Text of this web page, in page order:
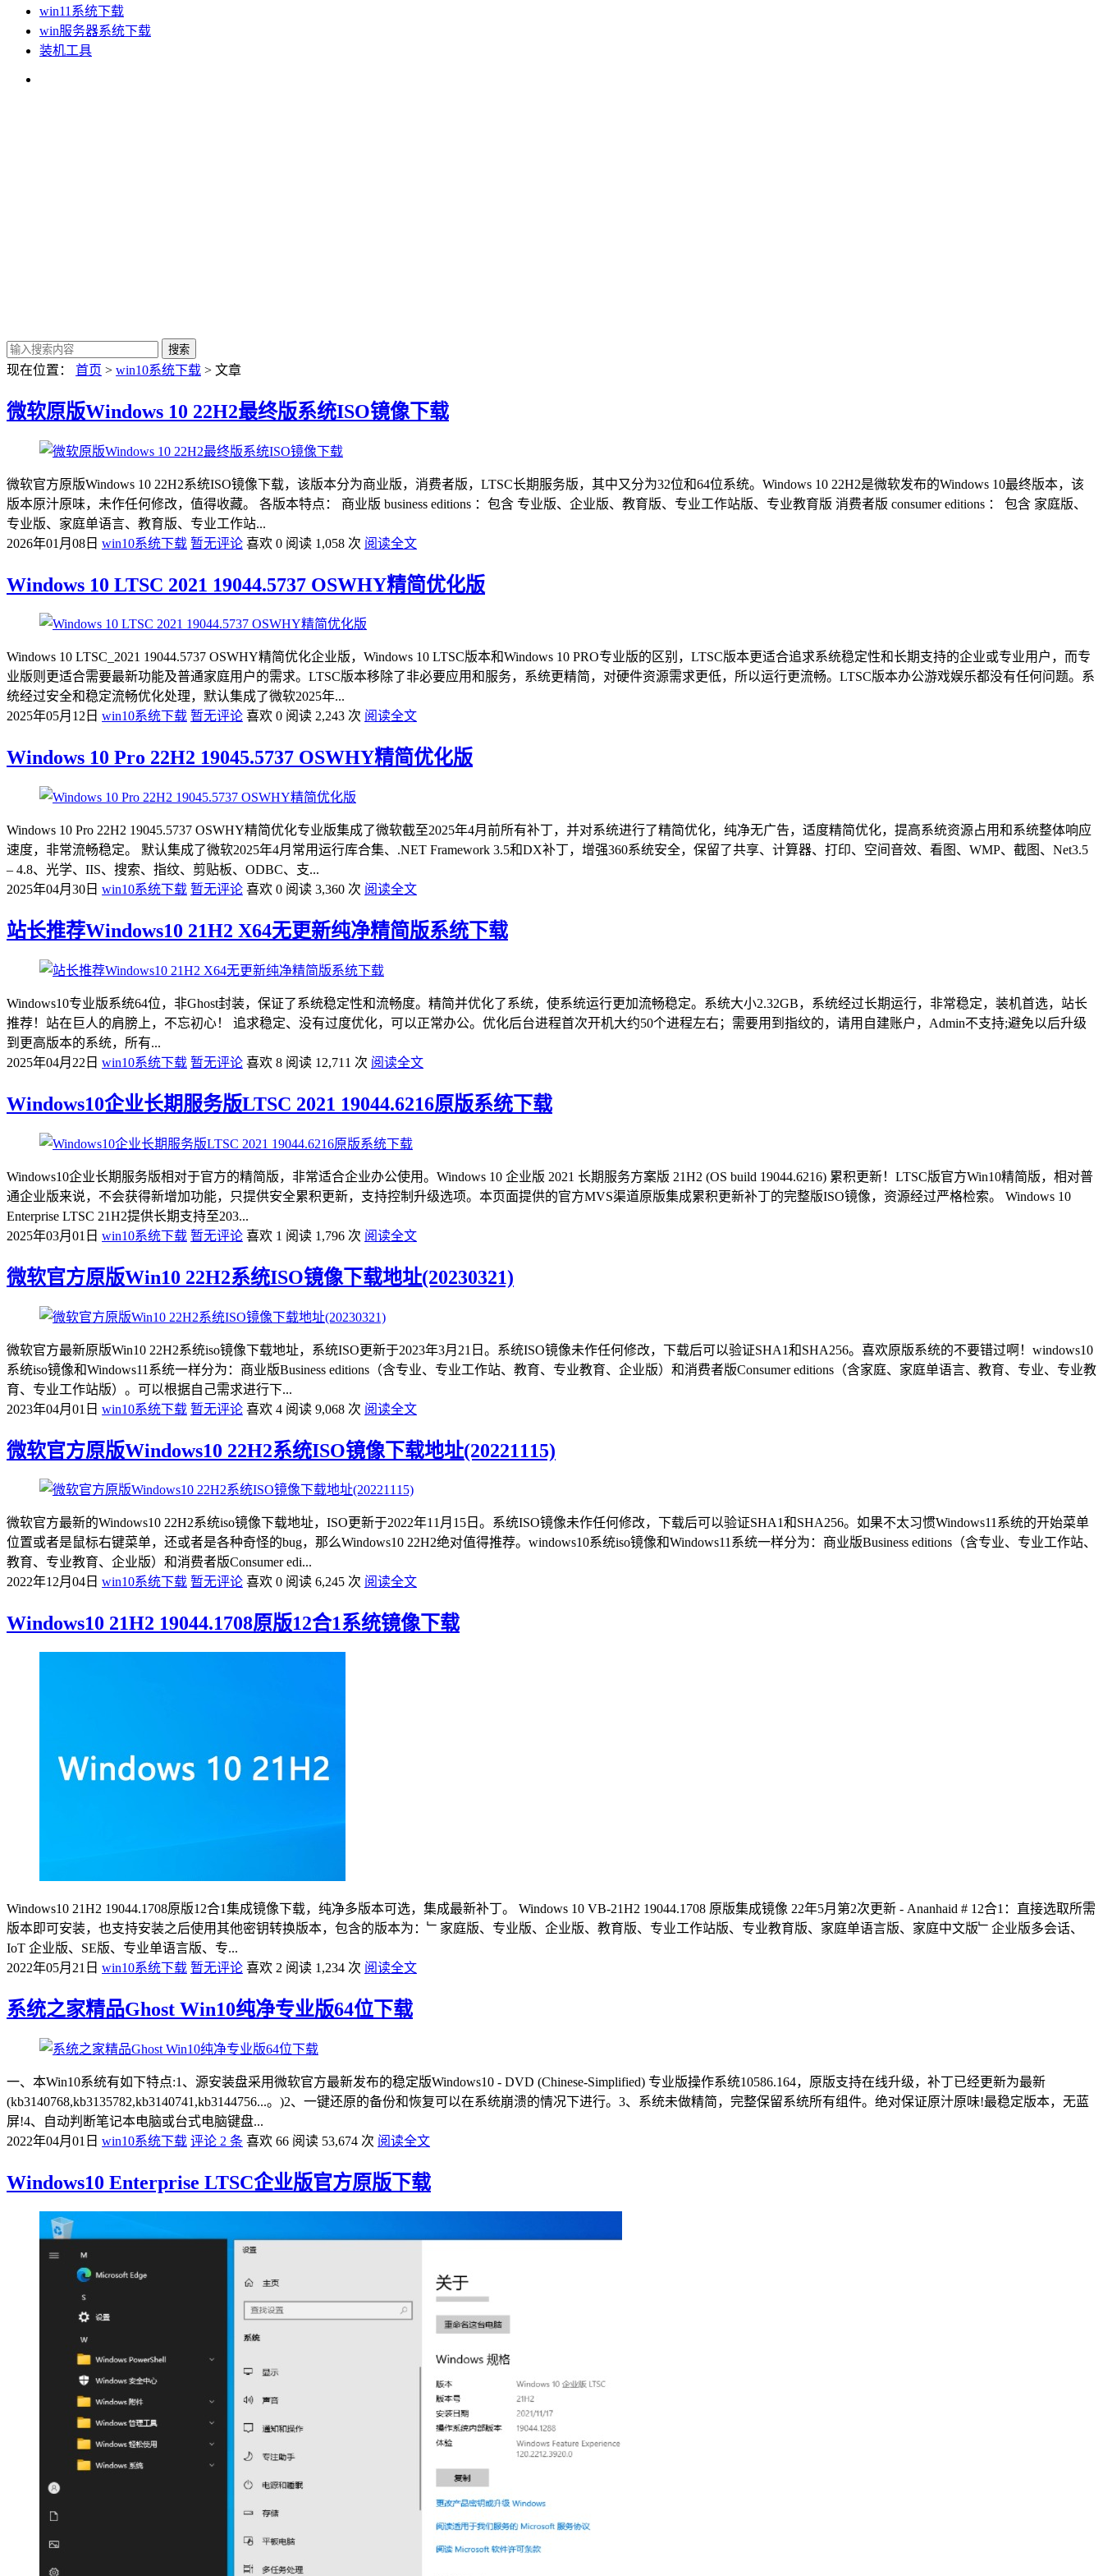
win11系统下载
win服务器系统下载
装机工具
现在位置： 首页 > win10系统下载 > 文章
微软原版Windows 10 22H2最终版系统ISO镜像下载
微软官方原版Windows 10 22H2系统ISO镜像下载，该版本分为商业版，消费者版，LTSC长期服务版，其中又分为32位和64位系统。Windows 10 22H2是微软发布的Windows 10最终版本，该
版本原汁原味，未作任何修改，值得收藏。 各版本特点： 商业版 business editions ：包含 专业版、企业版、教育版、专业工作站版、专业教育版 消费者版 consumer editions ： 包含 家庭版、
专业版、家庭单语言、教育版、专业工作站...
2026年01月08日 win10系统下载 暂无评论 喜欢 0 阅读 1,058 次 阅读全文
Windows 10 LTSC 2021 19044.5737 OSWHY精简优化版
Windows 10 LTSC_2021 19044.5737 OSWHY精简优化企业版，Windows 10 LTSC版本和Windows 10 PRO专业版的区别，LTSC版本更适合追求系统稳定性和长期支持的企业或专业用户，而专
业版则更适合需要最新功能及普通家庭用户的需求。LTSC版本移除了非必要应用和服务，系统更精简‌，对硬件资源需求更低，所以运行更流畅。LTSC版本办公游戏娱乐都没有任何问题。系
统经过安全和稳定流畅优化处理，默认集成了微软2025年...
2025年05月12日 win10系统下载 暂无评论 喜欢 0 阅读 2,243 次 阅读全文
Windows 10 Pro 22H2 19045.5737 OSWHY精简优化版
Windows 10 Pro 22H2 19045.5737 OSWHY精简优化专业版集成了微软截至2025年4月前所有补丁，并对系统进行了精简优化，纯净无广告，适度精简优化，提高系统资源占用和系统整体响应
速度，非常流畅稳定。 默认集成了微软2025年4月常用运行库合集、.NET Framework 3.5和DX补丁，增强360系统安全，保留了共享、计算器、打印、空间音效、看图、WMP、截图、Net3.5
– 4.8、光学、IIS、搜索、指纹、剪贴板、ODBC、支...
2025年04月30日 win10系统下载 暂无评论 喜欢 0 阅读 3,360 次 阅读全文
站长推荐Windows10 21H2 X64无更新纯净精简版系统下载
Windows10专业版系统64位，非Ghost封装，保证了系统稳定性和流畅度。精简并优化了系统，使系统运行更加流畅稳定。系统大小2.32GB，系统经过长期运行，非常稳定，装机首选，站长
推荐！站在巨人的肩膀上，不忘初心！ 追求稳定、没有过度优化，可以正常办公。优化后台进程首次开机大约50个进程左右；需要用到指纹的，请用自建账户，Admin不支持;避免以后升级
到更高版本的系统，所有...
2025年04月22日 win10系统下载 暂无评论 喜欢 8 阅读 12,711 次 阅读全文
Windows10企业长期服务版LTSC 2021 19044.6216原版系统下载
Windows10企业长期服务版相对于官方的精简版，非常适合企业办公使用。Windows 10 企业版 2021 长期服务方案版 21H2 (OS build 19044.6216) 累积更新！LTSC版官方Win10精简版，相对普
通企业版来说，不会获得新增加功能，只提供安全累积更新，支持控制升级选项。本页面提供的官方MVS渠道原版集成累积更新补丁的完整版ISO镜像，资源经过严格检索。 Windows 10
Enterprise LTSC 21H2提供长期支持至203...
2025年03月01日 win10系统下载 暂无评论 喜欢 1 阅读 1,796 次 阅读全文
微软官方原版Win10 22H2系统ISO镜像下载地址(20230321)
微软官方最新原版Win10 22H2系统iso镜像下载地址，系统ISO更新于2023年3月21日。系统ISO镜像未作任何修改，下载后可以验证SHA1和SHA256。喜欢原版系统的不要错过啊！windows10
系统iso镜像和Windows11系统一样分为：商业版Business editions（含专业、专业工作站、教育、专业教育、企业版）和消费者版Consumer editions（含家庭、家庭单语言、教育、专业、专业教
育、专业工作站版）。可以根据自己需求进行下...
2023年04月01日 win10系统下载 暂无评论 喜欢 4 阅读 9,068 次 阅读全文
微软官方原版Windows10 22H2系统ISO镜像下载地址(20221115)
微软官方最新的Windows10 22H2系统iso镜像下载地址，ISO更新于2022年11月15日。系统ISO镜像未作任何修改，下载后可以验证SHA1和SHA256。如果不太习惯Windows11系统的开始菜单
位置或者是鼠标右键菜单，还或者是各种奇怪的bug，那么Windows10 22H2绝对值得推荐。windows10系统iso镜像和Windows11系统一样分为：商业版Business editions（含专业、专业工作站、
教育、专业教育、企业版）和消费者版Consumer edi...
2022年12月04日 win10系统下载 暂无评论 喜欢 0 阅读 6,245 次 阅读全文
Windows10 21H2 19044.1708原版12合1系统镜像下载
Windows10 21H2 19044.1708原版12合1集成镜像下载，纯净多版本可选，集成最新补丁。 Windows 10 VB-21H2 19044.1708 原版集成镜像 22年5月第2次更新 - Ananhaid # 12合1：直接选取所需
版本即可安装，也支持安装之后使用其他密钥转换版本，包含的版本为：﹂家庭版、专业版、企业版、教育版、专业工作站版、专业教育版、家庭单语言版、家庭中文版﹂企业版多会话、
IoT 企业版、SE版、专业单语言版、专...
2022年05月21日 win10系统下载 暂无评论 喜欢 2 阅读 1,234 次 阅读全文
系统之家精品Ghost Win10纯净专业版64位下载
一、本Win10系统有如下特点:1、源安装盘采用微软官方最新发布的稳定版Windows10 - DVD (Chinese-Simplified) 专业版操作系统10586.164，原版支持在线升级，补丁已经更新为最新
(kb3140768,kb3135782,kb3140741,kb3144756...。)2、一键还原的备份和恢复可以在系统崩溃的情况下进行。3、系统未做精简，完整保留系统所有组件。绝对保证原汁原味!最稳定版本，无蓝
屏!4、自动判断笔记本电脑或台式电脑键盘...
2022年04月01日 win10系统下载 评论 2 条 喜欢 66 阅读 53,674 次 阅读全文
Windows10 Enterprise LTSC企业版官方原版下载